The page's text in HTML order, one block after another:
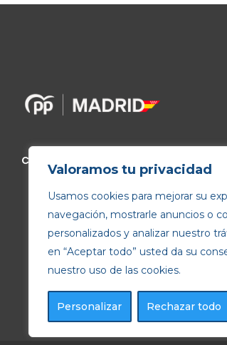
Valoramos tu privacidad
Usamos cookies para mejorar su
navegación, mostrarle anuncios o
personalizados y analizar nuestro
en “Aceptar todo” usted da su
nuestro uso de las cookies.
Personalizar Rechazar todo
Calle de Génova, 13, 28004 Madrid